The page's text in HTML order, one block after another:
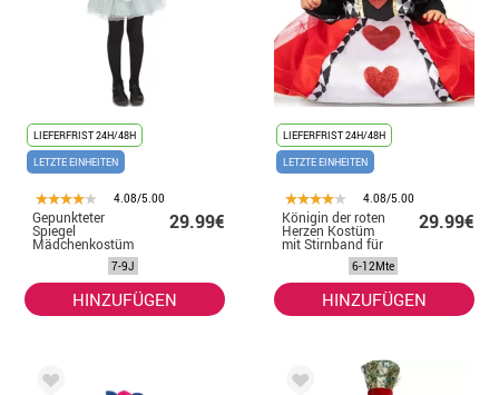
LIEFERFRIST 24H/48H
LETZTE EINHEITEN
4.08/5.00
Gepunkteter
Spiegel
Mädchenkostüm
für Mädchen
29.99€
7-9J
HINZUFÜGEN
LIEFERFRIST 24H/48H
LETZTE EINHEITEN
4.08/5.00
Königin der roten
Herzen Kostüm
mit Stirnband für
29.99€
6-12Mte
HINZUFÜGEN